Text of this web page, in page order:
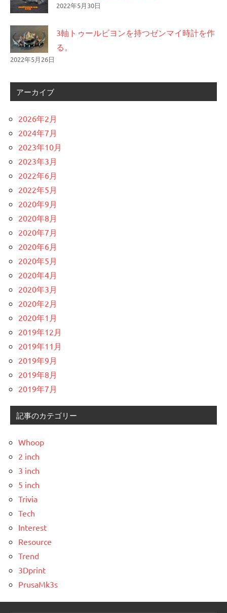
2022年5月30日
3軸トゥールビヨンを持つゼンマイ時計を作
る。
2022年5月26日
アーカイブ
2026年2月
2024年7月
2023年10月
2023年3月
2022年6月
2022年5月
2020年9月
2020年8月
2020年7月
2020年6月
2020年5月
2020年4月
2020年3月
2020年2月
2020年1月
2019年12月
2019年11月
2019年9月
2019年8月
2019年7月
記事のカテゴリー
Whoop
2 inch
3 inch
5 inch
Trivia
Tech
Interest
Resource
Trend
3Dprint
PrusaMk3s